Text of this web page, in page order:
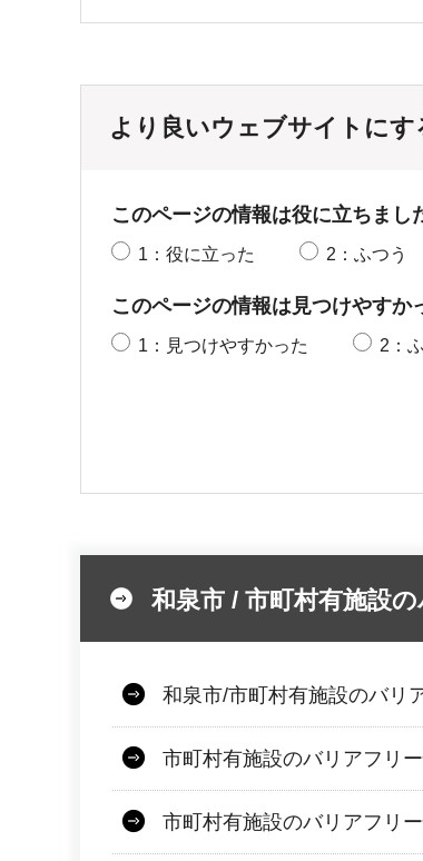
より良いウェブサイトに
このページの情報は役に立ちまし
1：役に立った 2：ふつう
このページの情報は見つけやすか
1：見つけやすかった 2：
和泉市 / 市町村有施設
和泉市/市町村有施設のバリ
市町村有施設のバリアフリ
市町村有施設のバリアフリ